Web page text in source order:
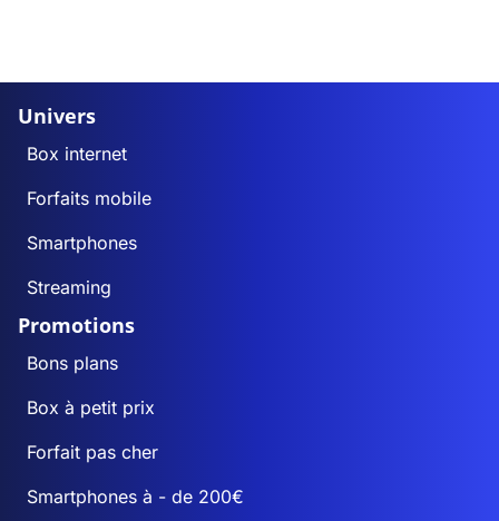
Univers
Box internet
Forfaits mobile
Smartphones
Streaming
Promotions
Bons plans
Box à petit prix
Forfait pas cher
Smartphones à - de 200€